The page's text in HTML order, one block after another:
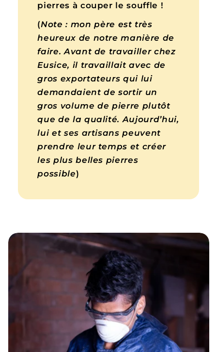
pierres à couper le souffle !
(Note : mon père est très
heureux de notre manière de
faire. Avant de travailler chez
Eusice, il travaillait avec de
gros exportateurs qui lui
demandaient de sortir un
gros volume de pierre plutôt
que de la qualité. Aujourd’hui,
lui et ses artisans peuvent
prendre leur temps et créer
les plus belles pierres
possible)